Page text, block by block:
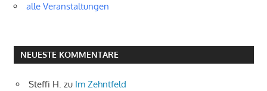
alle Veranstaltungen
NEUESTE KOMMENTARE
Steffi H. zu Im Zehntfeld